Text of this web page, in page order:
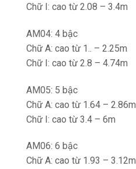
Chữ I: cao từ 2.08 – 3.4m
AM04: 4 bậc
Chữ A: cao từ 1.. – 2.25m
Chữ I: cao từ 2.8 – 4.74m
AM05: 5 bậc
Chữ A: cao từ 1.64 – 2.86m
Chữ I: cao từ 3.4 – 6m
AM06: 6 bậc
Chữ A: cao từ 1.93 – 3.12m